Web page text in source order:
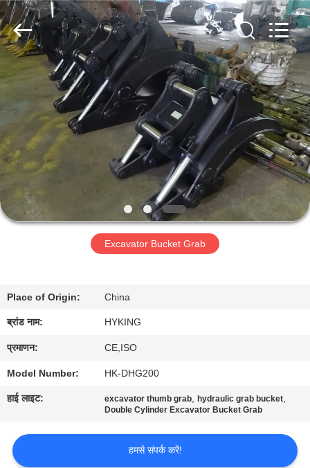
होम
उत्पाद
वीडियो
हमारे
बारे
फैक्टरी
यात्रा
गुणवत्ता
नियंत्रण
हमसे
संपर्क
Hyking
Machinery
Co.,
Ltd..
All
Rights
Reserved.
Excavator Bucket Grab
Place of Origin: China
ब्रांड नाम: HYKING
प्रमाणन: CE,ISO
Model Number: HK-DHG200
हाई लाइट: excavator thumb grab,hydraulic grab bucket,
Double Cylinder Excavator Bucket Grab
हमसे संपर्क करें!